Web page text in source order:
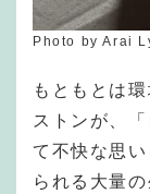
Photo by Arai
もともとは
ストンが、
て不快な思
られる大量